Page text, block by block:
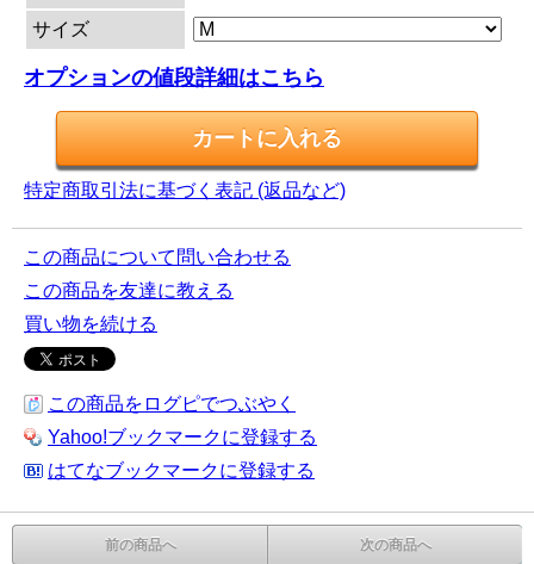
サイズ
オプションの値段詳細はこちら
特定商取引法に基づく表記 (返品など)
この商品について問い合わせる
この商品を友達に教える
買い物を続ける
この商品をログピでつぶやく
Yahoo!ブックマークに登録する
はてなブックマークに登録する
前の商品へ 次の商品へ